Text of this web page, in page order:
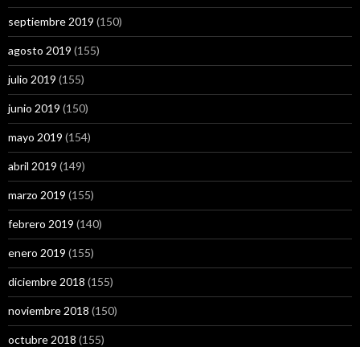
septiembre 2019 (150)
agosto 2019 (155)
julio 2019 (155)
junio 2019 (150)
mayo 2019 (154)
abril 2019 (149)
marzo 2019 (155)
febrero 2019 (140)
enero 2019 (155)
diciembre 2018 (155)
noviembre 2018 (150)
octubre 2018 (155)